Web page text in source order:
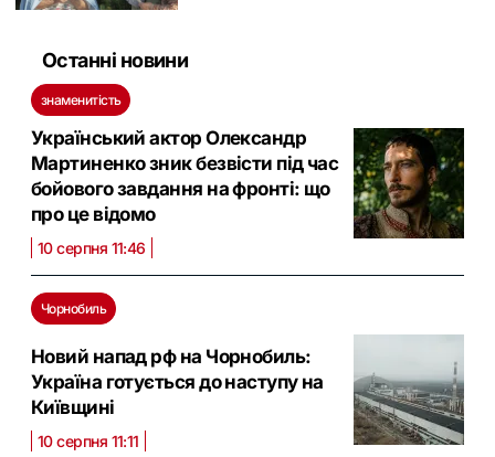
Останні новини
знаменитість
Український актор Олександр
Мартиненко зник безвісти під час
бойового завдання на фронті: що
про це відомо
10 серпня 11:46
Чорнобиль
Новий напад рф на Чорнобиль:
Україна готується до наступу на
Київщині
10 серпня 11:11